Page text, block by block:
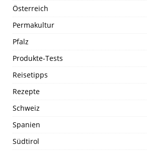
Österreich
Permakultur
Pfalz
Produkte-Tests
Reisetipps
Rezepte
Schweiz
Spanien
Südtirol